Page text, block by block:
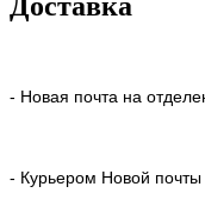
- Новая почта на
- Курьером Новой почты